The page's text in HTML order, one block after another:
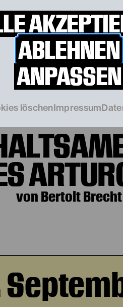
ABLEHNEN
ANPASSEN
löschen Impressum
von Bertolt Brecht